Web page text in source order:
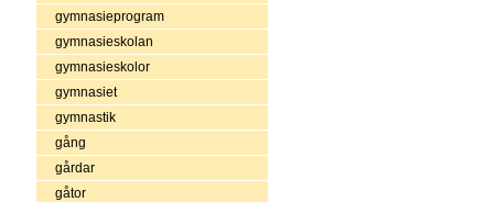
gymnasieprogram
gymnasieskolan
gymnasieskolor
gymnasiet
gymnastik
gång
gårdar
gåtor